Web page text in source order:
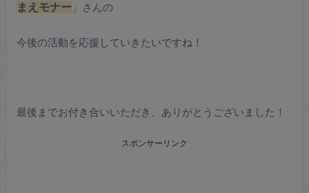
まえモナー 」さんの
今後の活動を応援していきたいですね！
最後までお付き合いいただき、ありがとうございました！
スポンサーリンク